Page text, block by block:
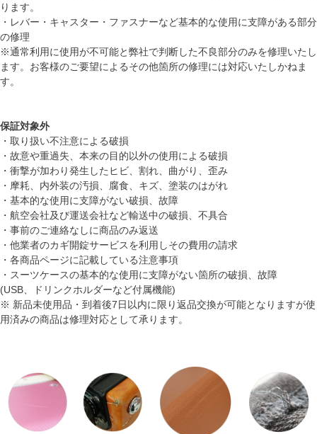
ります。
・レバー・キャスター・ファスナーなど基本的な使用に支障がある部分
の修理
※通常利用に使用が不可能と弊社で判断した不良部分のみを修理いたし
ます。お客様のご要望によるその他箇所の修理には対応いたしかねま
す。
保証対象外
・取り扱い不注意による破損
・故意や重過失、本来の目的以外の使用による破損
・衝撃が加わり発生したヒビ、割れ、曲がり、歪み
・摩耗、内外装の汚損、腐食、キズ、塗装のはがれ
・基本的な使用に支障がない破損、故障
・航空会社及び運送会社など輸送中の破損、不具合
・事前のご連絡なしに商品のみ返送
・他業者のカギ開錠サービスを利用しその費用の請求
・各商品ページに記載している注意事項
・スーツケースの基本的な使用に支障がない箇所の破損、故障
(USB、ドリンクホルダーなど付属機能)
※ 新品未使用品・到着後7日以内に限り返品交換が可能となりますが使
用済みの商品は修理対応として承ります。